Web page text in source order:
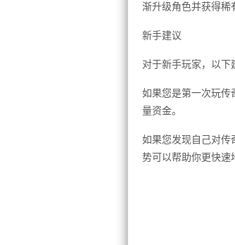
渐升级角色并获得稀
新手建议
对于新手玩家，以下
如果您是第一次玩传
量资金。
如果您发现自己对传
势可以帮助你更快速